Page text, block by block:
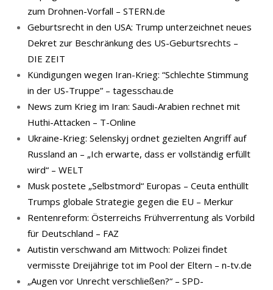
zum Drohnen-Vorfall – STERN.de
Geburtsrecht in den USA: Trump unterzeichnet neues
Dekret zur Beschränkung des US-Geburtsrechts –
DIE ZEIT
Kündigungen wegen Iran-Krieg: “Schlechte Stimmung
in der US-Truppe” – tagesschau.de
News zum Krieg im Iran: Saudi-Arabien rechnet mit
Huthi-Attacken – T-Online
Ukraine-Krieg: Selenskyj ordnet gezielten Angriff auf
Russland an – „Ich erwarte, dass er vollständig erfüllt
wird“ – WELT
Musk postete „Selbstmord“ Europas – Ceuta enthüllt
Trumps globale Strategie gegen die EU – Merkur
Rentenreform: Österreichs Frühverrentung als Vorbild
für Deutschland – FAZ
Autistin verschwand am Mittwoch: Polizei findet
vermisste Dreijährige tot im Pool der Eltern – n-tv.de
„Augen vor Unrecht verschließen?“ – SPD-